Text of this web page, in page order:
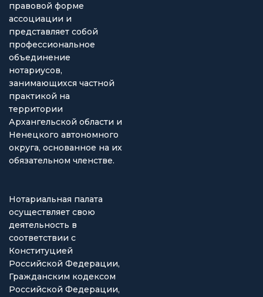
правовой форме
ассоциации и
представляет собой
профессиональное
объединение
нотариусов,
занимающихся частной
практикой на
территории
Архангельской области и
Ненецкого автономного
округа, основанное на их
обязательном членстве.
Нотариальная палата
осуществляет свою
деятельность в
соответствии с
Конституцией
Российской Федерации,
Гражданским кодексом
Российской Федерации,